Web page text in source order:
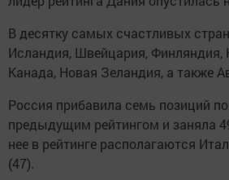
В десятку самых счастливых
Исландия, Швейцария, Финляндия,
Канада, Новая Зеландия, а также
Россия прибавила семь позиций
предыдущим рейтингом и заняла
нее в рейтинге располагаются
(47).